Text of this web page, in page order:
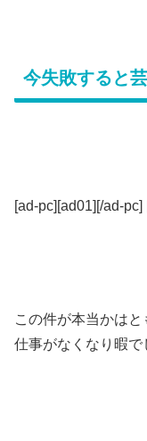
今失敗すると
[ad-pc][ad01][/ad-
この件が本当かは
仕事がなくなり暇で